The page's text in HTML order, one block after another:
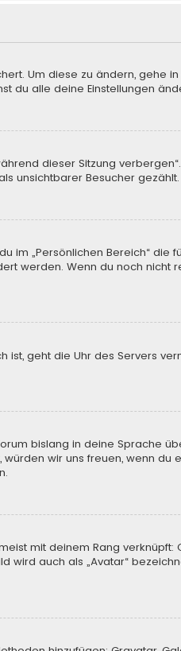
Um diese zu ändern, gehe in
du alle deine Einstellungen
dieser Sitzung
unsichtbarer Besucher gezählt.
im „Persönlichen Bereich“ die
werden. Wenn du noch nicht
geht die Uhr des Servers
bislang in deine Sprache
wir uns freuen, wenn du
mit deinem Rang verknüpft:
wird auch als „Avatar“